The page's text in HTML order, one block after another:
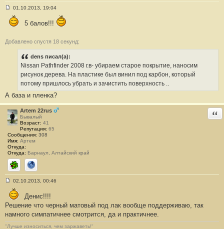
о
о
е
01.10.2013, 19:04
5 балов!!!
Добавлено спустя 18 секунд:
dens писал(а):
Nissan Pathfinder 2008 г.в- убираем старое покрытие, наносим
рисунок дерева. На пластике был винил под карбон, который
потому пришлось убрать и зачистить поверхность ..
А база и пленка?
Artem 22rus
Бывалый
Возраст: 41
Репутация: 65
Сообщения: 308
Имя: Артем
Откуда:
Откуда: Барнаул, Алтайский край
ICQ Сайт
о
о
б
щ
е
н
и
02.10.2013, 00:46
Денис!!!!
Решение что черный матовый под лак вообще поддерживаю, так
намного симпатичнее смотрится, да и практичнее.
"Лучше износиться, чем заржаветь!"